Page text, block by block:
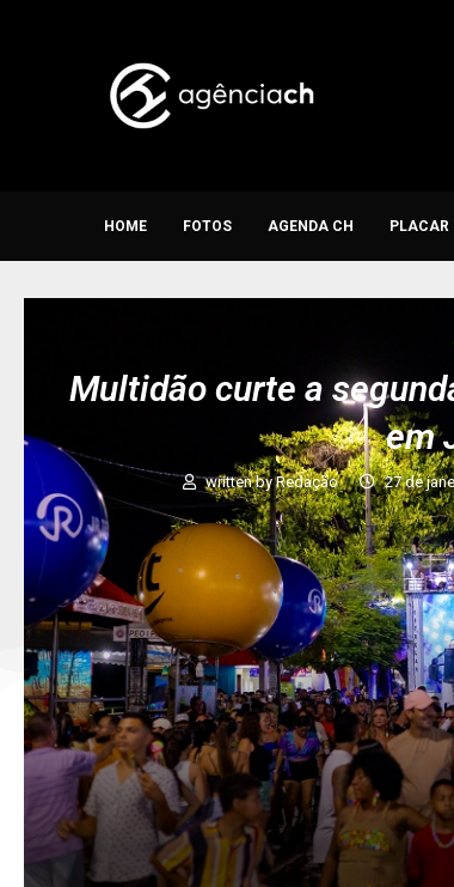
HOME FOTOS AGENDA CH PLACAR
Multidão curte a
em
written byRedação 27 de